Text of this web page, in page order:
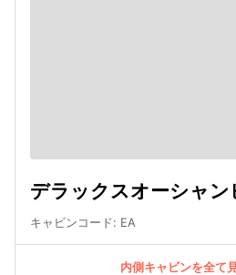
デラックスオーシャン
キャビンコード: EA
内側キャビンを全て